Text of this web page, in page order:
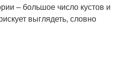
– большое число кустов и
выглядеть, словно